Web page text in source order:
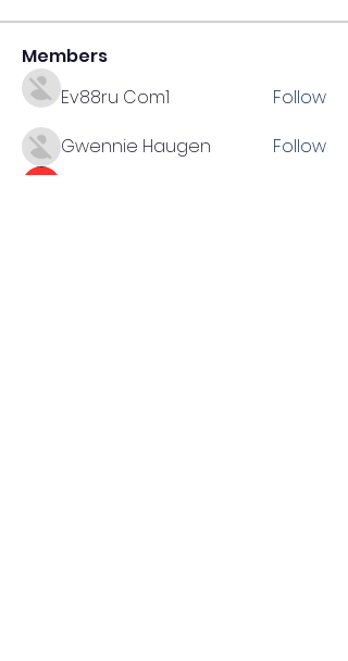
Members
Ev88ru Com1
Follow
Gwennie Haugen
Follow